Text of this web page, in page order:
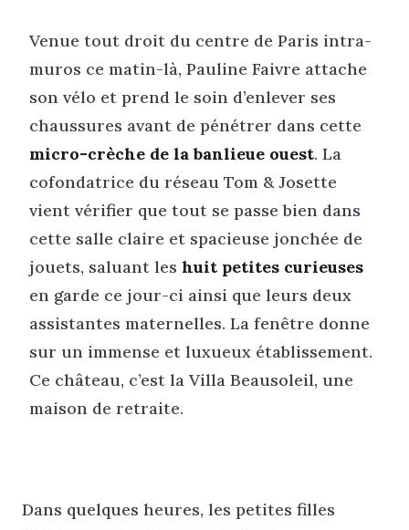
Venue tout droit du centre de Paris intra-
muros ce matin-là, Pauline Faivre attache
son vélo et prend le soin d’enlever ses
chaussures avant de pénétrer dans cette
micro-crèche de la banlieue ouest. La
cofondatrice du réseau Tom & Josette
vient vérifier que tout se passe bien dans
cette salle claire et spacieuse jonchée de
jouets, saluant les huit petites curieuses
en garde ce jour-ci ainsi que leurs deux
assistantes maternelles. La fenêtre donne
sur un immense et luxueux établissement.
Ce château, c’est la Villa Beausoleil, une
maison de retraite.
Dans quelques heures, les petites filles